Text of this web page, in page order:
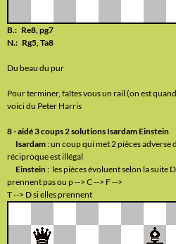
B.: Re8, pg7
N.: Rg5, Ta8
Du beau du pur
Pour terminer, faîtes vous un rail (on est
voici du Peter Harris
8 - aidé 3 coups 2 solutions Isardam Einstein
Isardam: un coup qui met 2 pièces
réciproque est illégal
Einstein: les pièces évoluent selon la suite
prennent pas ou p --> C --> F -->
T --> D si elles prennent